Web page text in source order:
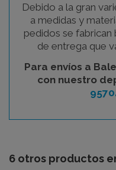
Debido a la gran
a medidas y
pedidos se fabrican
de entrega que
Para envíos a
con nuestro
6 otros productos